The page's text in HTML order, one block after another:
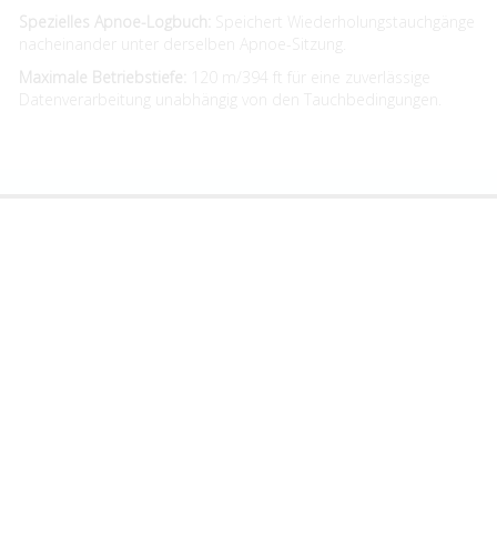
Spezielles Apnoe-Logbuch:
Speichert Wiederholungstauchgänge
nacheinander unter derselben Apnoe-Sitzung.
Maximale Betriebstiefe:
120 m/394 ft für eine zuverlässige
Datenverarbeitung unabhängig von den Tauchbedingungen.